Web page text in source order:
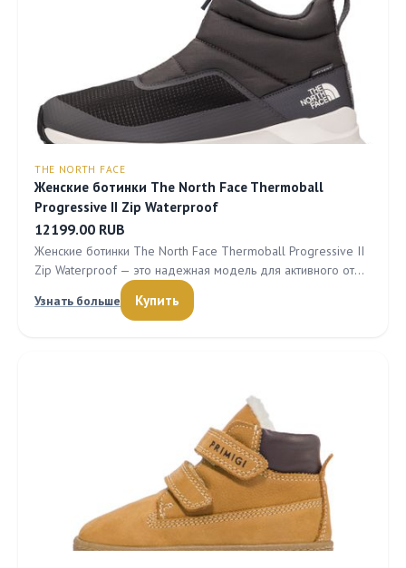
THE NORTH FACE
Женские ботинки The North Face Thermoball
Progressive II Zip Waterproof
12199.00 RUB
Женские ботинки The North Face Thermoball Progressive II
Zip Waterproof — это надежная модель для активного от…
Узнать больше
Купить